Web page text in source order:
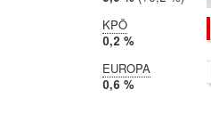
2014:
5,7 %
KPÖ
2019:
0,2 %
nicht
teilgenommen
EUROPA
2019:
0,6 %